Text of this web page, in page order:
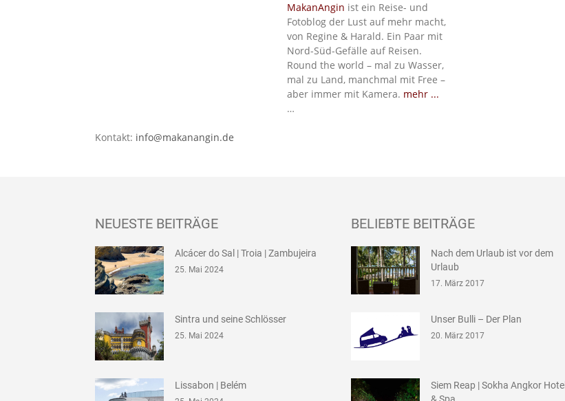
MakanAngin ist ein Reise- und
Fotoblog der Lust auf mehr macht,
von Regine & Harald. Ein Paar mit
Nord-Süd-Gefälle auf Reisen.
Round the world – mal zu Wasser,
mal zu Land, manchmal mit Free –
aber immer mit Kamera. mehr ...
…
Kontakt: info@makanangin.de
NEUESTE BEITRÄGE
Alcácer do Sal | Troia | Zambujeira
25. Mai 2024
Sintra und seine Schlösser
25. Mai 2024
Lissabon | Belém
BELIEBTE BEITRÄGE
Nach dem Urlaub ist vor dem
Urlaub
17. März 2017
Unser Bulli – Der Plan
20. März 2017
Siem Reap | Sokha Angkor Hotel